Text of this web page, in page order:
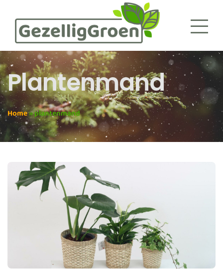
Plantenmand
Home»plantenmand